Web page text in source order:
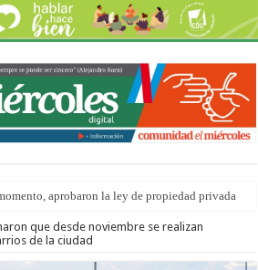
aprobaron la ley de propiedad privada
el 35% de los 90 niños, niñas y adolescentes que
que desde noviembre se realizan
de la ciudad